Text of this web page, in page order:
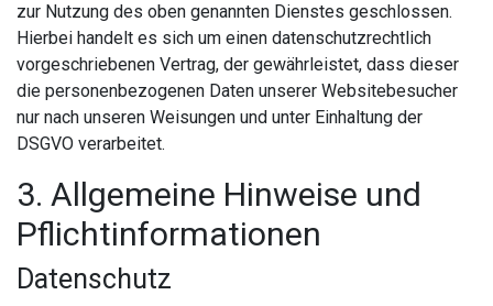
zur Nutzung des oben genannten Dienstes geschlossen.
Hierbei handelt es sich um einen datenschutzrechtlich
vorgeschriebenen Vertrag, der gewährleistet, dass dieser
die personenbezogenen Daten unserer Websitebesucher
nur nach unseren Weisungen und unter Einhaltung der
DSGVO verarbeitet.
3. Allgemeine Hinweise und
Pflicht­informationen
Datenschutz